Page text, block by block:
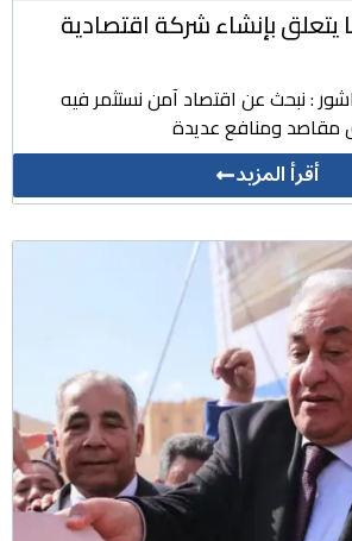
ل ٢٠٢٤ فيما يتعلق بإنشاء شركة اقتصادية
: نبحث عن اقتصاد آمن نستثمر فيه
مقاصد ومنافع عديدة
أقرأ المزيد